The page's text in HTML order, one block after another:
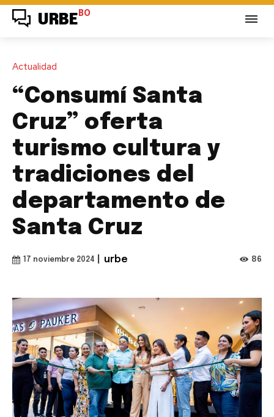
URBE BO
Actualidad
“Consumí Santa
Cruz” oferta
turismo cultura y
tradiciones del
departamento de
Santa Cruz
17 noviembre 2024 urbe 86